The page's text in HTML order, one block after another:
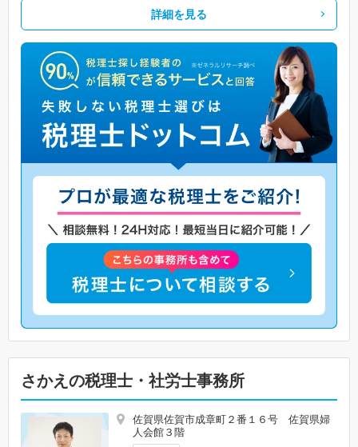
詳細を見る
さかえの税理士・社労士事務所
佐賀県佐賀市成章町２番１６号 佐賀県婦
人会館３階